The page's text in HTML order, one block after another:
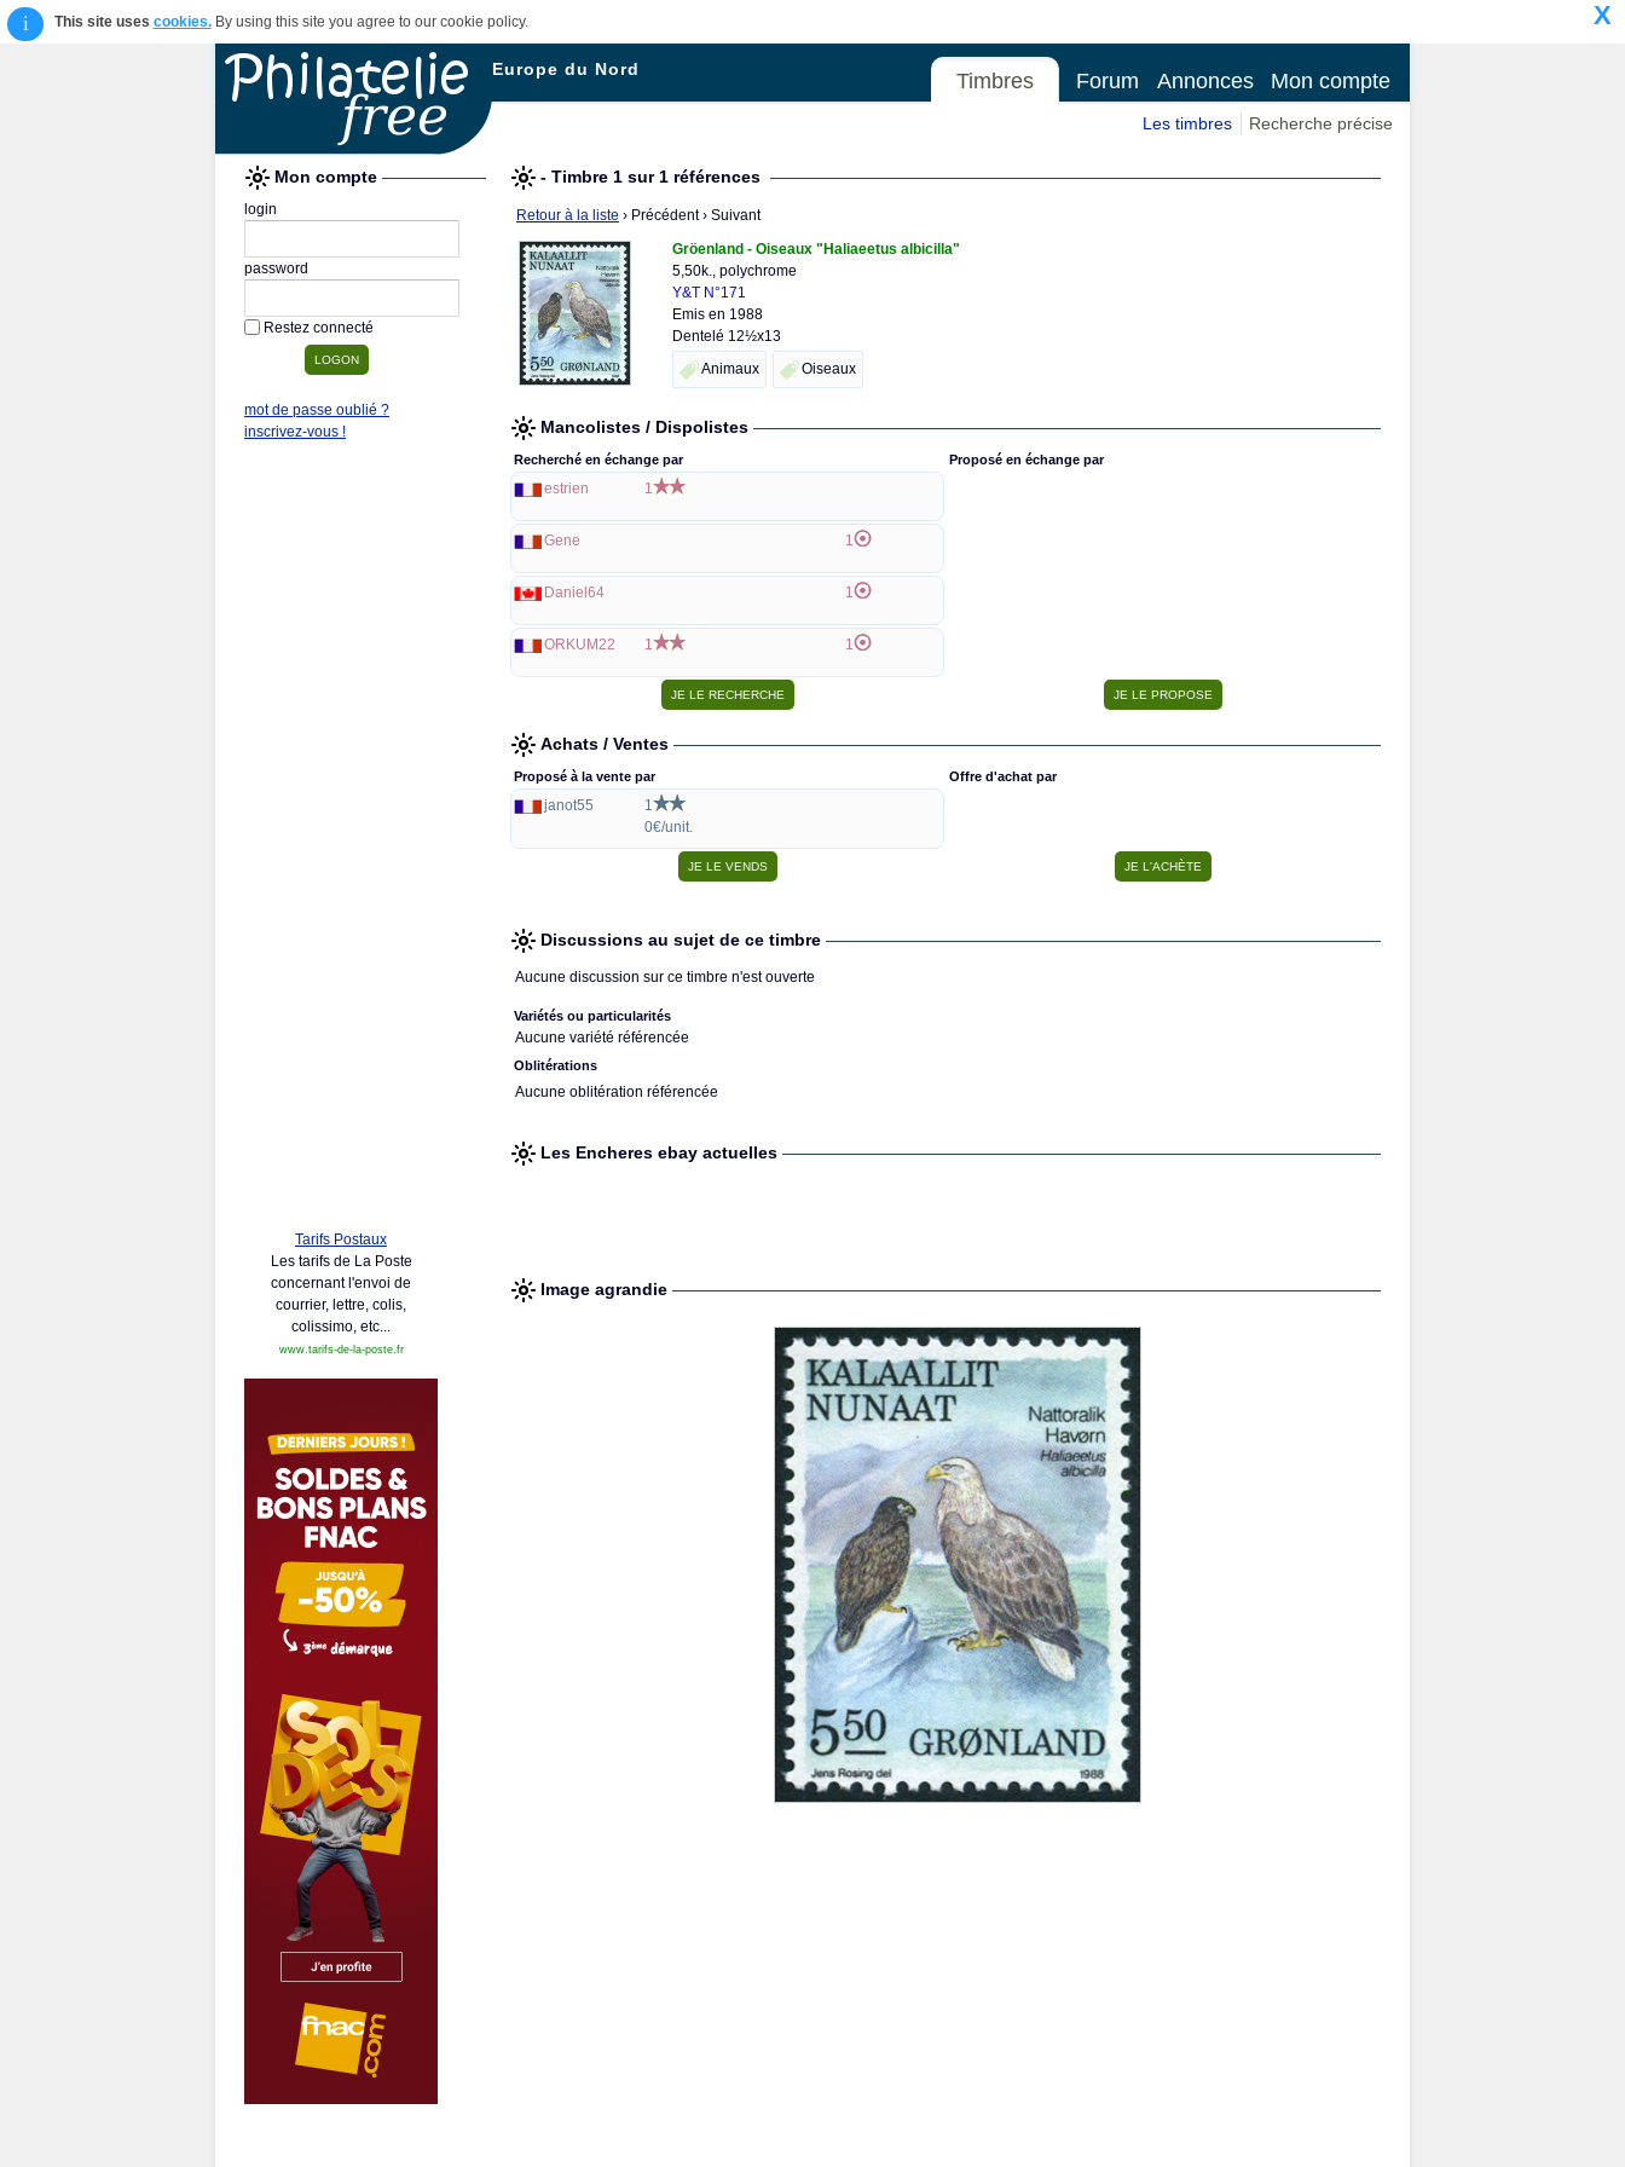
i This site uses cookies.By using this site you agree to our cookie policy. X
Europe du Nord Timbres Forum Annonces Mon compte
Les timbres Recherche précise
Mon compte
login
password
Restez connecté
mot de passe oublié ?
inscrivez-vous !
Tarifs Postaux
Les tarifs de La Poste
concernant l'envoi de
courrier, lettre, colis,
colissimo, etc...
www.tarifs-de-la-poste.fr
- Timbre 1 sur 1 références
Retour à la liste › Précédent› Suivant
Gröenland - Oiseaux "Haliaeetus albicilla"
5,50k., polychrome
Y&T N°171
Emis en 1988
Dentelé 12½x13
Animaux
Oiseaux
Mancolistes / Dispolistes
Recherché en échange par
estrien 1
Gene 1
Daniel64 1
ORKUM22 1 1
Proposé en échange par
Achats / Ventes
Proposé à la vente par
janot55
1
0€/unit.
Offre d'achat par
Discussions au sujet de ce timbre
Aucune discussion sur ce timbre n'est ouverte
Variétés ou particularités
Aucune variété référencée
Oblitérations
Aucune oblitération référencée
Les Encheres ebay actuelles
Image agrandie